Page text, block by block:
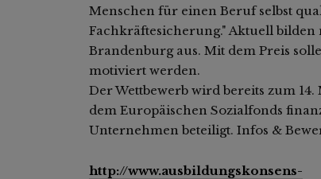
Menschen für einen Beruf selbst
Fachkräftesicherung." Aktuell
Brandenburg aus. Mit dem Preis
motiviert werden.
Der Wettbewerb wird bereits zum
dem Europäischen Sozialfonds
Unternehmen beteiligt. Infos &
http://www.ausbildungskonsens-